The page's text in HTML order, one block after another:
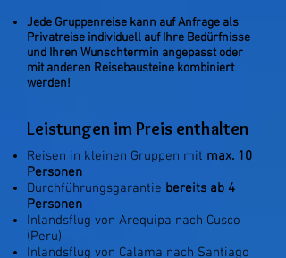
Jede Gruppenreise kann auf Anfrage als
Privatreise individuell auf Ihre Bedürfnisse
und Ihren Wunschtermin angepasst oder
mit anderen Reisebausteine kombiniert
werden!
Leistungen im Preis enthalten
Reisen in kleinen Gruppen mit max. 10
Personen
Durchführungsgarantie bereits ab 4
Personen
Inlandsflug von Arequipa nach Cusco
(Peru)
Inlandsflug von Calama nach Santiago